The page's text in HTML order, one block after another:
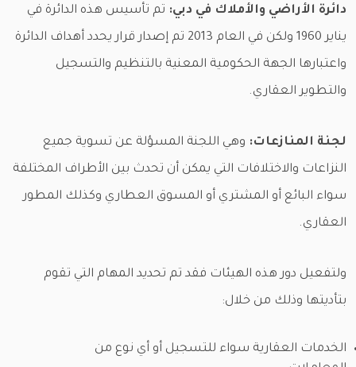
دائرة الأراضي والأملاك في دبي: تم تأسيس هذه الدائرة في
يناير 1960 ولكن في العام 2013 تم إصدار قرار يحدد أهداف الدائرة
واعتبارها الجهة الحكومية المعنية بالتنظيم والتسجيل
والتطوير العقاري.
لجنة المنازعات: وهي اللجنة المسؤلة عن تسوية جميع
النزاعات والاختلافات التي يمكن أن تحدث بين الأطراف المختلفة
سواء البائع أو المشتري أو المسوق العطاري وكذلك المطور
العقاري.
ولتفعيل دور هذه الهيئات فقد تم تحديد المهام التي تقوم
بتأديتها وذلك من خلال:
الخدمات العقارية سواء للتسجيل أو أي نوع من